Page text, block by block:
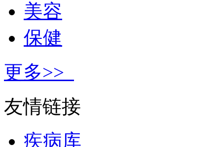
美容
保健
更多>>
友情链接
疾病库